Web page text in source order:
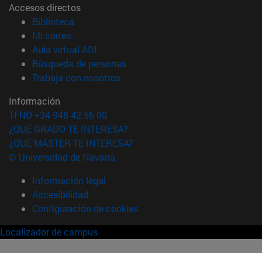
Accesos directos
Biblioteca
Mi correo(abre en nueva ventana)
Aula virtual ADI
Búsqueda de personas(abre en nueva ventana)
Trabaja con nosotros(abre en nueva ventana)
Información
TFNO +34 948 42 56 00
¿QUÉ GRADO TE INTERESA?
¿QUÉ MÁSTER TE INTERESA?
© Universidad de Navarra
Información legal
Accesibilidad
Configuración de cookies
Localizador de campus